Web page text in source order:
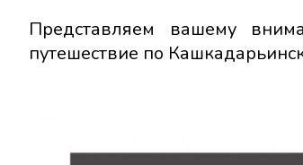
Представляем вашему
путешествие по